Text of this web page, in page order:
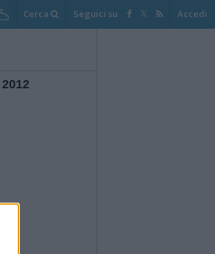
Cerca Seguici su Accedi